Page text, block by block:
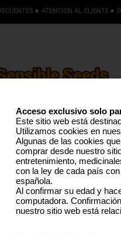
ATENCION AL CLIENTE
SEMILLAS AUTOFLORECIENTES
(89)
Acceso exclusivo solo
Este sitio web está
Utilizamos cookies en
Algunas de las cookies
comprar desde nuestro
entretenimiento,
con la ley de cada país
española.
Al confirmar su edad y
computadora.
nuestro sitio web está